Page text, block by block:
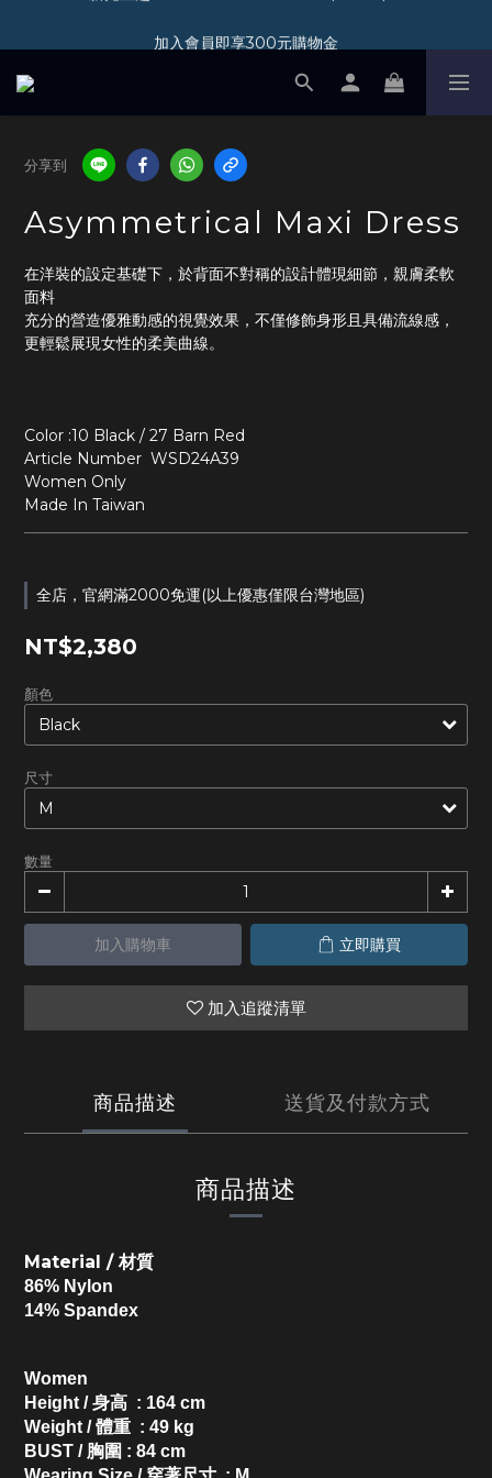
加入會員即享300元購物金
分享到
Asymmetrical Maxi Dress
在洋裝的設定基礎下，於背面不對稱的設計體現細節，親膚柔軟
面料
充分的營造優雅動感的視覺效果，不僅修飾身形且具備流線感，
更輕鬆展現女性的柔美曲線。
Color :10 Black / 27 Barn Red
Women Only
Made In Taiwan
全店，官網滿2000免運(以上優惠僅限台灣地區)
NT$2,380
顏色
尺寸
數量
加入購物車 立即購買
加入追蹤清單
商品描述 送貨及付款方式
商品描述
Material / 材質
86% Nylon
14% Spandex
Women
Height / 身高 : 164 cm
Weight / 體重 : 49 kg
BUST / 胸圍 : 84 cm